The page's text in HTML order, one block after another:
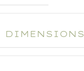
DIMENSIONS